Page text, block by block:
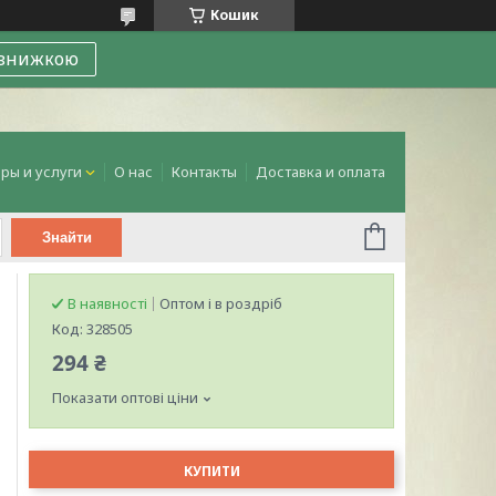
Кошик
и услуги О нас Контакты Доставка и оплата
Знайти
В наявності
Оптом і в роздріб
Код: 328505
294 ₴
Показати оптові ціни
КУПИТИ